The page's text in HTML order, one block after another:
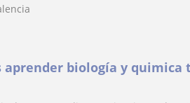
aprender biología y quimica